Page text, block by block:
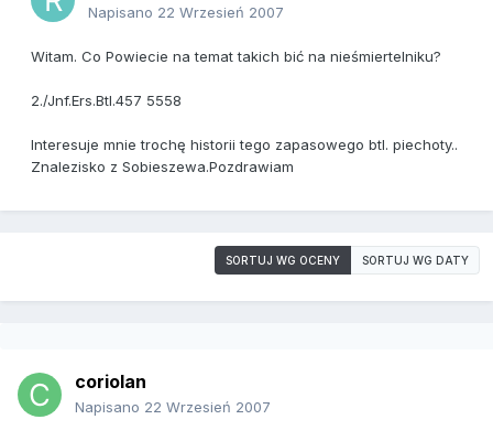
Napisano 22 Wrzesień 2007
Witam. Co Powiecie na temat takich bić na nieśmiertelniku?
2./Jnf.Ers.Btl.457 5558
Interesuje mnie trochę historii tego zapasowego btl. piechoty..
Znalezisko z Sobieszewa.Pozdrawiam
SORTUJ WG OCENY SORTUJ WG DATY
coriolan
Napisano 22 Wrzesień 2007